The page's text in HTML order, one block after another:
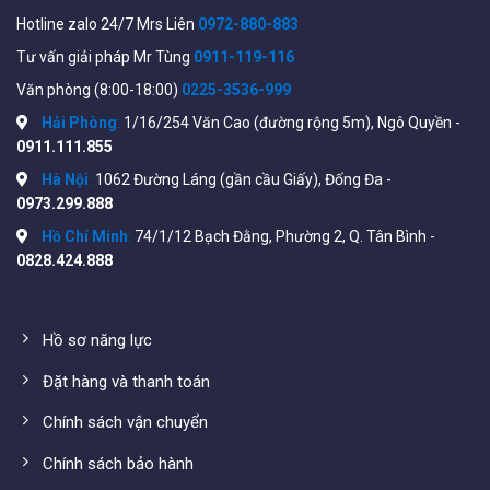
Translation • Q-in-Q • Selective Q-in-Q • Generic VLAN
Registration Protocol (GVRP)/Generic Attribute
Registration Protocol (GARP) • Unidirectional Link
Detection (UDLD) • Dynamic Host Configuration Protocol
(DHCP) Relay at Layer 2 • Internet Group Management
Protocol (IGMP) versions 1, 2, and 3 snooping • IGMP
Querier • IGMP proxy • Head-of-Line (HOL) blocking •
Loopback Detection
Policy-Based Routing (PBR) • DHCP Server • DHCP relay at
Layer 3 • User Datagram Protocol (UDP) relay • Stacking •
stacking configuration/management • High-speed stack
interconnects
Hotline zalo 24/7 Mrs Liên 0972-880-883
Tư vấn giải pháp Mr Tùng 0911-119-116
Văn phòng (8:00-18:00) 0225-3536-999
Hải Phòng: 1/16/254 Văn Cao (đường rộng 5m), Ngô Quyền -
0911.111.855
Hà Nội: 1062 Đường Láng (gần cầu Giấy), Đống Đa -
0973.299.888
Hồ Chí Minh: 74/1/12 Bạch Đằng, Phường 2, Q. Tân Bình -
0828.424.888
Hồ sơ năng lực
Đặt hàng và thanh toán
Chính sách vận chuyển
Chính sách bảo hành